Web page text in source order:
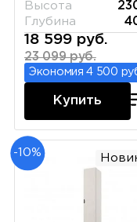
Высота
Глубина
18 599 руб.
23 099 руб.
Экономия 4 500
Купить
-10%